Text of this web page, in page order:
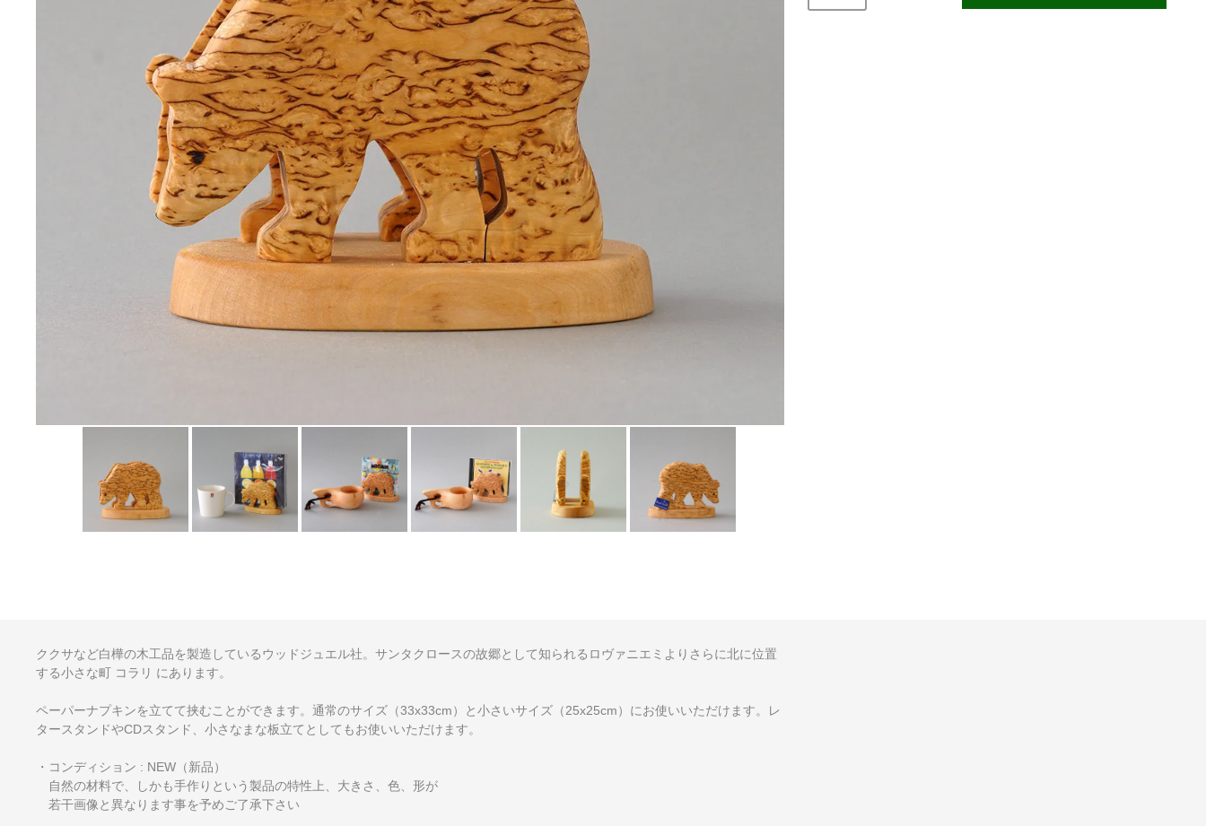
ククサなど白樺の木工品を製造しているウッドジュエル社。サンタクロースの故郷として知られるロヴァニエミよりさらに北に位置
する小さな町 コラリ にあります。
ペーパーナプキンを立てて挟むことができます。通常のサイズ（33x33cm）と小さいサイズ（25x25cm）にお使いいただけます。レ
タースタンドやCDスタンド、小さなまな板立てとしてもお使いいただけます。
・コンディション : NEW（新品）
自然の材料で、しかも手作りという製品の特性上、大きさ、色、形が
若干画像と異なります事を予めご了承下さい